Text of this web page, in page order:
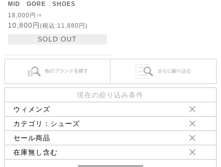
MID GORE SHOES
18,000円⇒
10,800円 (税込:11,880円)
SOLD OUT
現在の絞り込み条件
ウィメンズ
カテゴリ：シューズ
セール商品
在庫無し含む